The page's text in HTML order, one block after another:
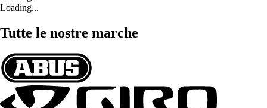
Loading...
Tutte le nostre marche